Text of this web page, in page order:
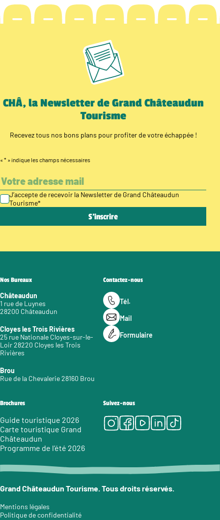
CHÂ, la Newsletter de Grand Châteaudun
Tourisme
Recevez tous nos bons plans pour profiter de votre échappée !
« * » indique les champs nécessaires
J’accepte de recevoir la Newsletter de Grand Châteaudun
Tourisme*
Nos Bureaux
Châteaudun
1 rue de Luynes
28200 Châteaudun
Cloyes les Trois Rivières
25 rue Nationale Cloyes-sur-le-
Loir 28220 Cloyes les Trois
Rivières
Brou
Rue de la Chevalerie 28160 Brou
Contactez-nous
Tél.
Mail
Formulaire
Brochures
Guide touristique 2026
Carte touristique Grand
Châteaudun
Programme de l’été 2026
Suivez-nous
Instagram
Facebook
Youtube
LinkedIn
Tiktok
Grand Châteaudun Tourisme. Tous droits réservés.
Mentions légales
Politique de confidentialité